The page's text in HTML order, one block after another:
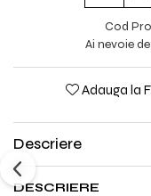
Cod
Ai nevoie
Adauga la
Descriere
DESCRIERE